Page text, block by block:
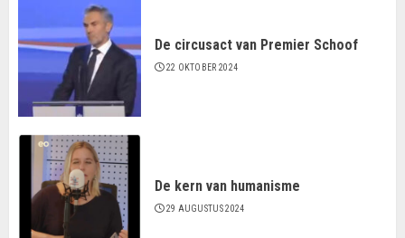
De circusact van Premier Schoof
22 OKTOBER 2024
De kern van humanisme
29 AUGUSTUS 2024